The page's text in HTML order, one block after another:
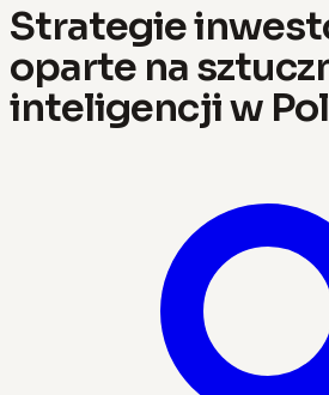
Strategie
oparte na
inteligencji w